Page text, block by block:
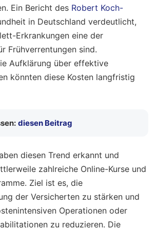
Ein Bericht des Robert Koch-
in Deutschland verdeutlicht,
Erkrankungen eine der
Frühverrentungen sind.
Aufklärung über effektive
könnten diese Kosten langfristig
diesen Beitrag
diesen Trend erkannt und
zahlreiche Online-Kurse und
Ziel ist es, die
der Versicherten zu stärken und
Operationen oder
zu reduzieren. Die